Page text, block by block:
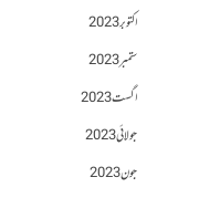
اکتوبر 2023
ستمبر 2023
اگست 2023
جولائی 2023
جون 2023